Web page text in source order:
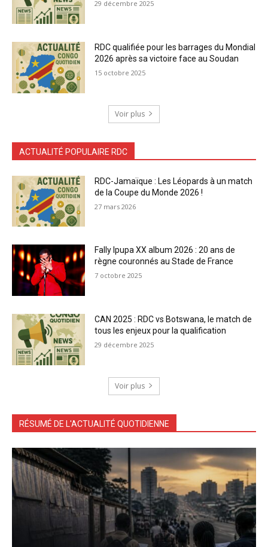
29 décembre 2025
RDC qualifiée pour les barrages du Mondial
2026 après sa victoire face au Soudan
15 octobre 2025
Voir plus
ACTUALITÉ POPULAIRE RDC
RDC-Jamaïque : Les Léopards à un match
de la Coupe du Monde 2026 !
27 mars 2026
Fally Ipupa XX album 2026 : 20 ans de
règne couronnés au Stade de France
7 octobre 2025
CAN 2025 : RDC vs Botswana, le match de
tous les enjeux pour la qualification
29 décembre 2025
Voir plus
RÉSUMÉ DE L'ACTUALITÉ QUOTIDIENNE